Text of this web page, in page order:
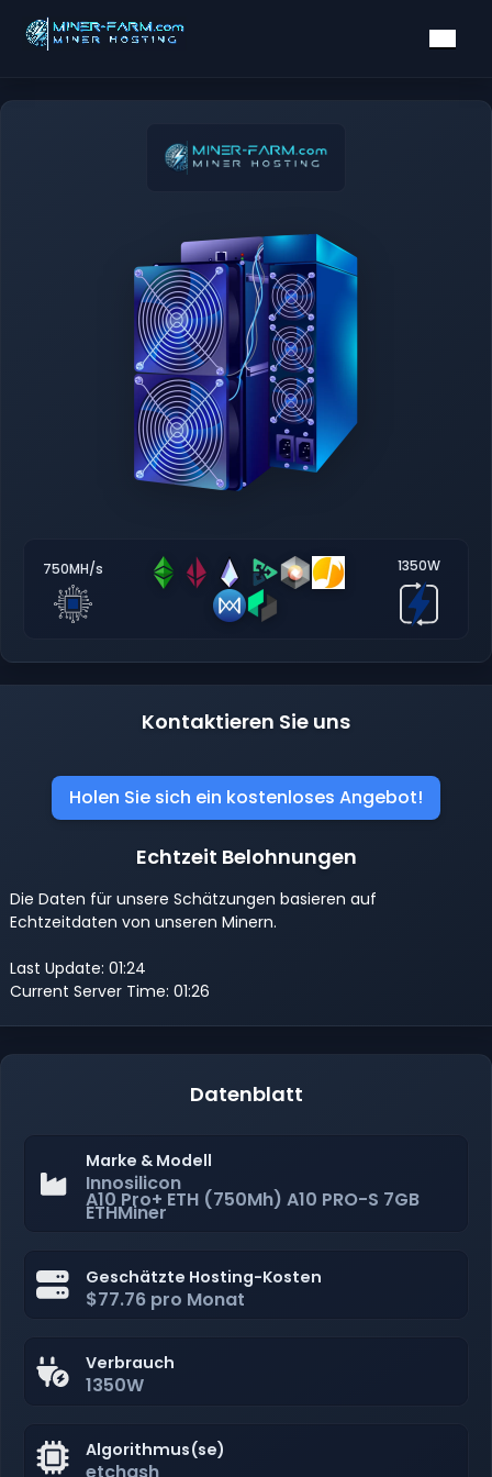
750MH/s 1350W
Kontaktieren Sie uns
Holen Sie sich ein kostenloses Angebot!
Echtzeit Belohnungen
Die Daten für unsere Schätzungen basieren auf
Echtzeitdaten von unseren Minern.
Last Update: 01:24
Current Server Time: 01:26
Datenblatt
Marke & Modell
Innosilicon
A10 Pro+ ETH (750Mh) A10 PRO-S 7GB
ETHMiner
Geschätzte Hosting-Kosten
$77.76 pro Monat
Verbrauch
1350W
Algorithmus(se)